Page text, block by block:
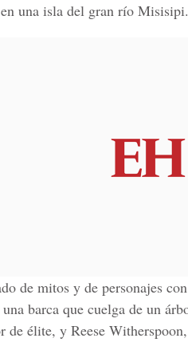
una isla del gran río Misisipi.
de mitos y de personajes
barca que cuelga de un
de élite, y Reese